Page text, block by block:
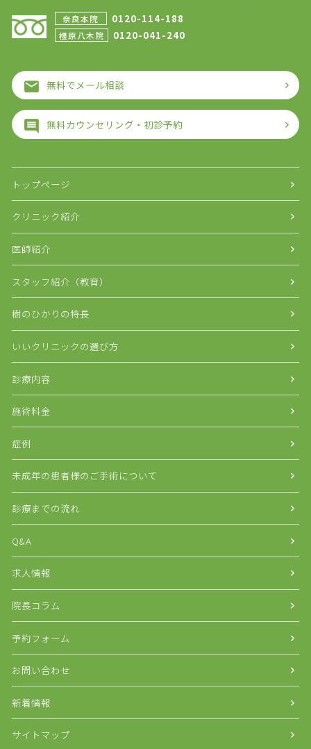
奈良本院 0120-114-188
橿原八木院 0120-041-240
無料でメール相談
無料カウンセリング・初診予約
トップページ
クリニック紹介
医師紹介
スタッフ紹介（教育）
樹のひかりの特長
いいクリニックの選び方
診療内容
施術料金
症例
未成年の患者様のご手術について
診療までの流れ
Q&A
求人情報
院長コラム
予約フォーム
お問い合わせ
新着情報
サイトマップ